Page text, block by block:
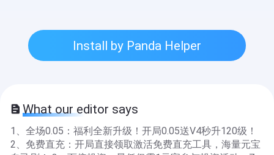
Install by Panda Helper
What our editor says
1、全场0.05：福利全新升级！开局0.05送V4秒升120级！
2、免费直充：开局直接领取激活免费直充工具，海量元宝